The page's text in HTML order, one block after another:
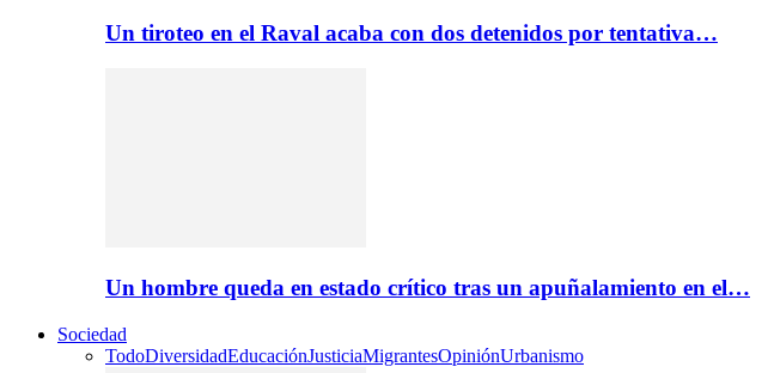
Un tiroteo en el Raval acaba con dos detenidos por tentativa…
Un hombre queda en estado crítico tras un apuñalamiento en el…
Sociedad
TodoDiversidadEducaciónJusticiaMigrantesOpiniónUrbanismo